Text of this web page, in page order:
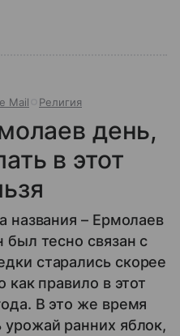
Mail Религия
день,
в этот
названия – Ермолаев
тесно связан с
старались скорее
как правило в этот
В это же время
ранних яблок,